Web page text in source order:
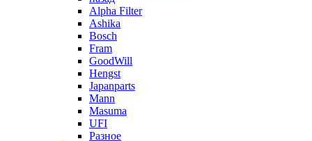
Alpha Filter
Ashika
Bosch
Fram
GoodWill
Hengst
Japanparts
Mann
Masuma
UFI
Разное